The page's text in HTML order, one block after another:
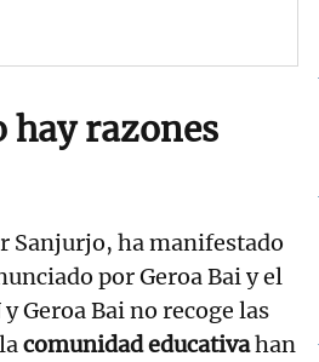
hay razones
Sanjurjo, ha manifestado
por Geroa Bai y el
Geroa Bai no recoge las
comunidad educativahan